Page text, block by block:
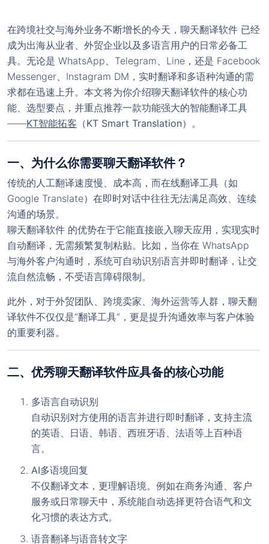
在跨境社交与海外业务不断增长的今天， 聊天翻译软件 已经
成为出海从业者、外贸企业以及多语言用户的日常必备工
具。无论是 WhatsApp、Telegram、Line，还是 Facebook
Messenger、Instagram DM，实时翻译和多语种沟通的需
求都在迅速上升。本文将为你介绍聊天翻译软件的核心功
能、选型要点，并重点推荐一款功能强大的智能翻译工具
——KT智能拓客 （KT Smart Translation） 。
一、为什么你需要聊天翻译软件？
传统的人工翻译速度慢、成本高，而在线翻译工具（如
Google Translate）在即时对话中往往无法满足高效、连续
沟通的场景。
聊天翻译软件 的优势在于它能直接嵌入聊天应用，实现实时
自动翻译，无需频繁复制粘贴。比如，当你在 WhatsApp
与海外客户沟通时，系统可自动识别语言并即时翻译，让交
流自然流畅，不受语言障碍限制。
此外，对于外贸团队、跨境卖家、海外运营等人群，聊天翻
译软件不仅仅是“翻译工具”，更是提升沟通效率与客户体验
的重要利器。
二、优秀聊天翻译软件应具备的核心功能
多语言自动识别
自动识别对方使用的语言并进行即时翻译，支持主流
的英语、日语、韩语、西班牙语、法语等上百种语
言。
AI多语境回复
不仅翻译文本，更理解语境。例如在商务沟通、客户
服务或日常聊天中，系统能自动选择更符合语气和文
化习惯的表达方式。
语音翻译与语音转文字